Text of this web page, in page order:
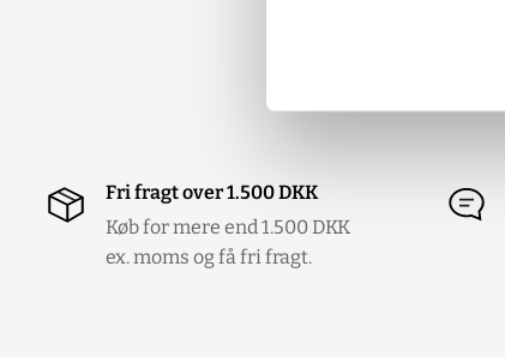
Fri fragt over 1.500 DKK
Køb for mere end 1.500 DKK
ex. moms og få fri fragt.